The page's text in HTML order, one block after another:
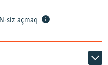
siz açmaq